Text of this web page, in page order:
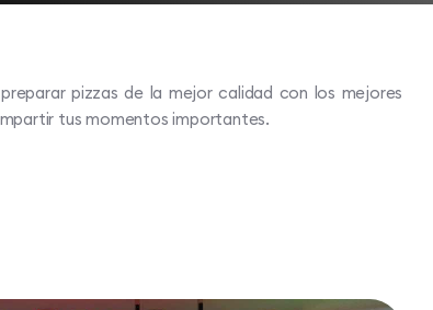
pizzas de la mejor calidad con los mejores
tus momentos importantes.